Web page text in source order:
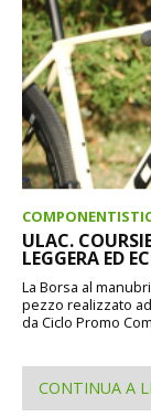
ULAC.
LEGGERA ED
La Borsa al
pezzo realizzato
da Ciclo Promo
CONTINUA A